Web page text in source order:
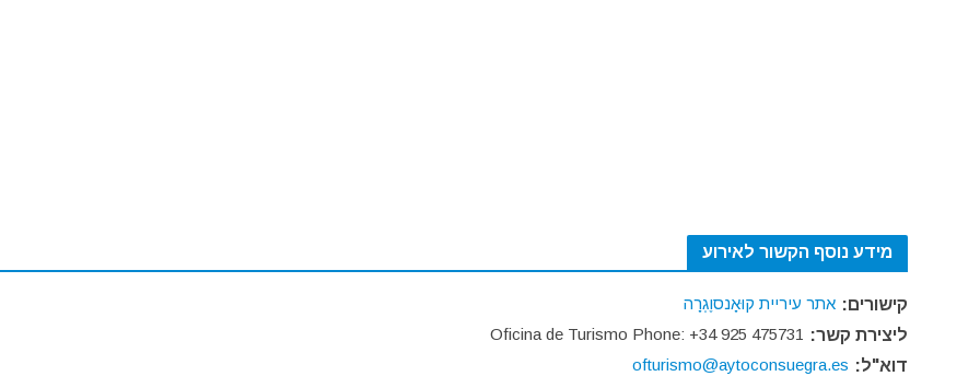
מידע נוסף הקשור לאירוע
קישורים: אתר עיריית קוּאָנסוֶגְרָה
ליצירת קשר: Oficina de Turismo Phone: +34 925 475731
דוא"ל: ofturismo@aytoconsuegra.es